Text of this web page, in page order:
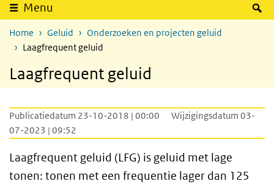
Menu
Home Geluid
Onderzoeken en projecten geluid
Laagfrequent geluid
Laagfrequent geluid
Publicatiedatum 23-10-2018 | 00:00
Wijzigingsdatum 03-
07-2023 | 09:52
Laagfrequent geluid (LFG) is geluid met lage
tonen: tonen met een frequentie lager dan 125